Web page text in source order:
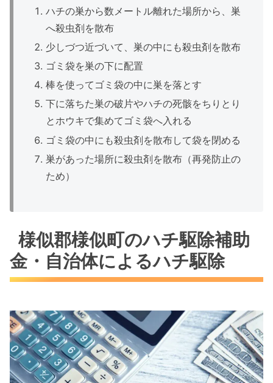
ハチの巣から数メートル離れた場所から、巣
へ殺虫剤を散布
少しづつ近づいて、巣の中にも殺虫剤を散布
ゴミ袋を巣の下に配置
棒を使ってゴミ袋の中に巣を落とす
下に落ちた巣の破片やハチの死骸をちりとり
とホウキで集めてゴミ袋へ入れる
ゴミ袋の中にも殺虫剤を散布して袋を閉める
巣があった場所に殺虫剤を散布（再発防止の
ため）
様似郡様似町のハチ駆除補助
金・自治体によるハチ駆除